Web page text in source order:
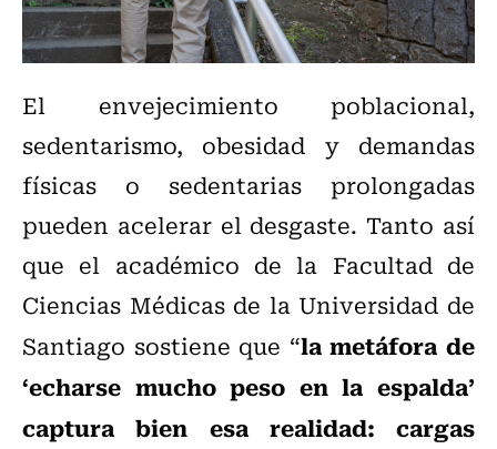
El envejecimiento poblacional,
sedentarismo, obesidad y demandas
físicas o sedentarias prolongadas
pueden acelerar el desgaste. Tanto así
que el académico de la Facultad de
Ciencias Médicas de la Universidad de
Santiago sostiene que “la metáfora de
‘echarse mucho peso en la espalda’
captura bien esa realidad: cargas